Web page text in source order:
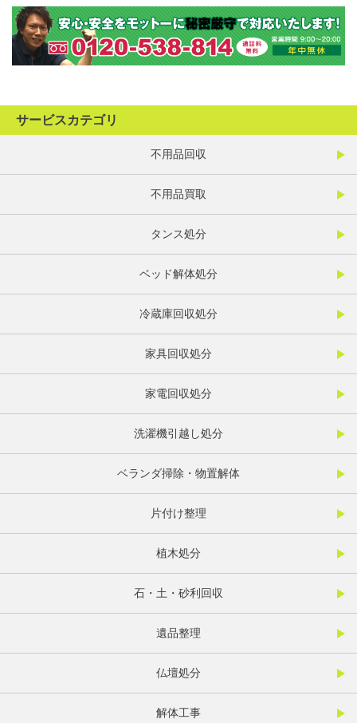
サービスカテゴリ
不用品回収
不用品買取
タンス処分
ベッド解体処分
冷蔵庫回収処分
家具回収処分
家電回収処分
洗濯機引越し処分
ベランダ掃除・物置解体
片付け整理
植木処分
石・土・砂利回収
遺品整理
仏壇処分
解体工事